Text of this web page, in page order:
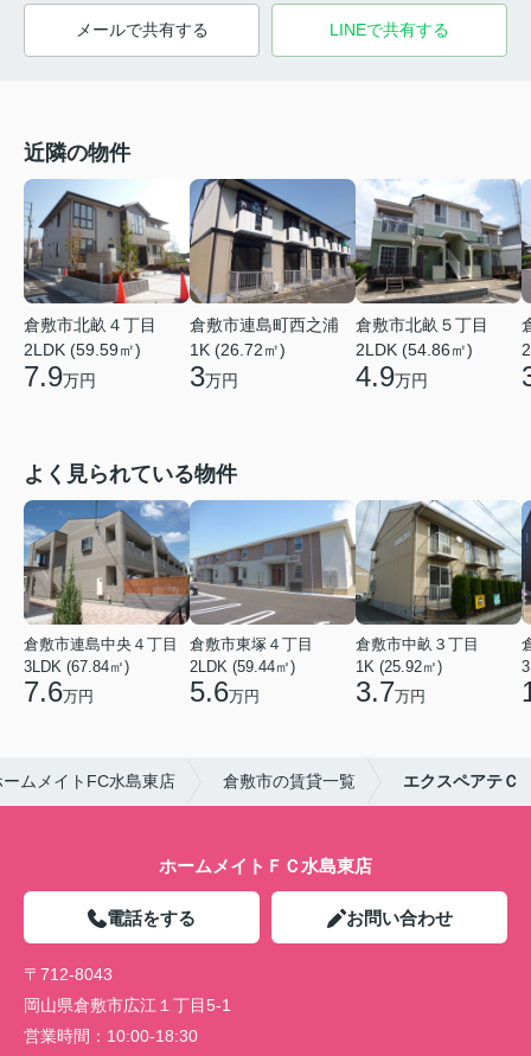
メールで共有する LINEで共有する
近隣の物件
倉敷市北畝４丁目
2LDK (59.59㎡)
7.9万円
倉敷市連島町西之浦
1K (26.72㎡)
3万円
倉敷市北畝５丁目
2LDK (54.86㎡)
4.9万円
よく見られている物件
倉敷市連島中央４丁目
3LDK (67.84㎡)
7.6万円
倉敷市東塚４丁目
2LDK (59.44㎡)
5.6万円
倉敷市中畝３丁目
1K (25.92㎡)
3.7万円
ムメイトFC水島東店 倉敷市の賃貸一覧 エクスペアテＣ
ホームメイトＦＣ水島東店
電話をする お問い合わせ
〒712-8043
岡山県倉敷市広江１丁目5-1
営業時間： 10:00-18:30